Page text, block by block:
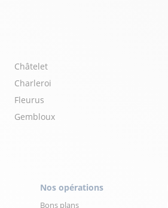
Châtelet
Charleroi
Fleurus
Gembloux
Nos opérations
Bons plans